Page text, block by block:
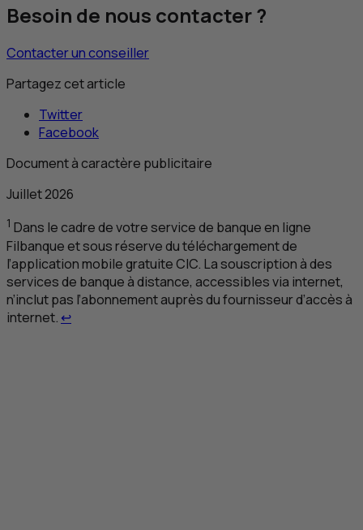
Besoin de nous contacter ?
Contacter un conseiller
Partagez cet article
Twitter
Facebook
Document à caractère publicitaire
Juillet 2026
1 Dans le cadre de votre service de banque en ligne
Filbanque et sous réserve du téléchargement de
l’application mobile gratuiteCIC. La souscription à des
services de banque à distance, accessibles via internet,
n’inclut pas l’abonnement auprès du fournisseur d’accès à
internet. ↩Retour au renvoi 1